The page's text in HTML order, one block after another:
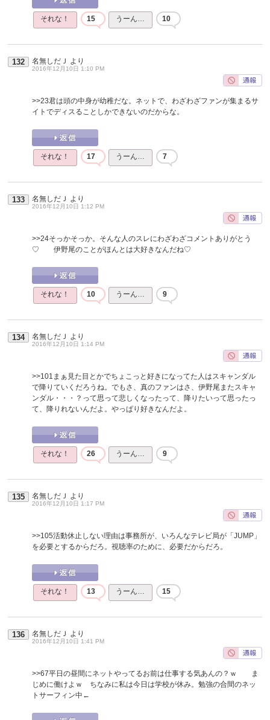
それな！ 15 うーん… 10
132 名無しだＪ より
2016年12月10日 1:10 PM
>>23君は頭の中身が幼稚だな。ネットで、わざわざファンが集まるサ
イトでディスることしかできないのだからな。
それな！ 17 うーん… 7
133 名無しだＪ より
2016年12月10日 1:12 PM
>>24そっかそっか。そんな人のスレにわざわざコメントありがとう
♡ 伊野尾のことがほんとは大好きなんだね♡
それな！ 10 うーん… 9
134 名無しだＪ より
2016年12月10日 1:14 PM
>>101 まぁ見た目とかでちょこっと好きになってた人はスキャンダル
で降りていくだろうね。でもさ、真のファンはさ、伊野尾またスキャ
ンダル・・・？って思って悲しくなったって、降りたいって思ったっ
て、降りれないんだよ。やっぱり好きなんだよ。
それな！ 26 うーん… 9
135 名無しだＪ より
2016年12月10日 1:17 PM
>>105活動休止しない理由は事務所が、いろんなテレビ局が「JUMP」
を必要とするからだろ。視聴率のために、必要だからだろ。
それな！ 13 うーん… 15
136 名無しだＪ より
2016年12月10日 1:41 PM
>>67平日の昼間にネットやってるお前は仕事する気あんの？ｗ ま
じめに働けよｗ ちなみに私は今日は学校が休み。勉強の合間のネッ
トサーフィン中←